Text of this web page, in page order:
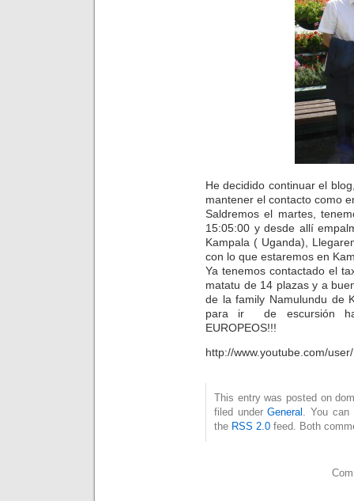
He decidido continuar el
mantener el contacto como
Saldremos el martes,
15:05:00 y desde allí
Kampala ( Uganda),
con lo que estaremos en
Ya tenemos contactado el
matatu de 14 plazas y a
de la family Namulundu de
para ir de escursión
EUROPEOS!!!
http://www.youtube.com/
This entry was posted on
filed underGeneral
. You
the RSS 2.0 feed. Both